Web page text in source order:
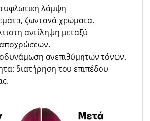
λάμψη.
ζωντανά χρώματα.
αντίληψη μεταξύ
ανεπιθύμητων τόνων.
διατήρηση του επιπέδου